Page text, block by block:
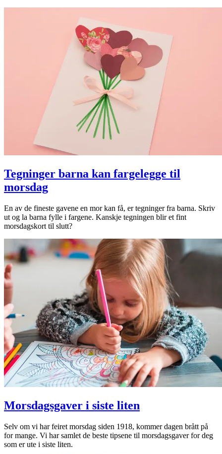
Tegninger barna kan fargelegge til
morsdag
En av de fineste gavene en mor kan få, er tegninger fra barna. Skriv
ut og la barna fylle i fargene. Kanskje tegningen blir et fint
morsdagskort til slutt?
Morsdagsgaver i siste liten
Selv om vi har feiret morsdag siden 1918, kommer dagen brått på
for mange. Vi har samlet de beste tipsene til morsdagsgaver for deg
som er ute i siste liten.